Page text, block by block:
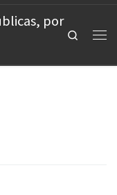
por
Search